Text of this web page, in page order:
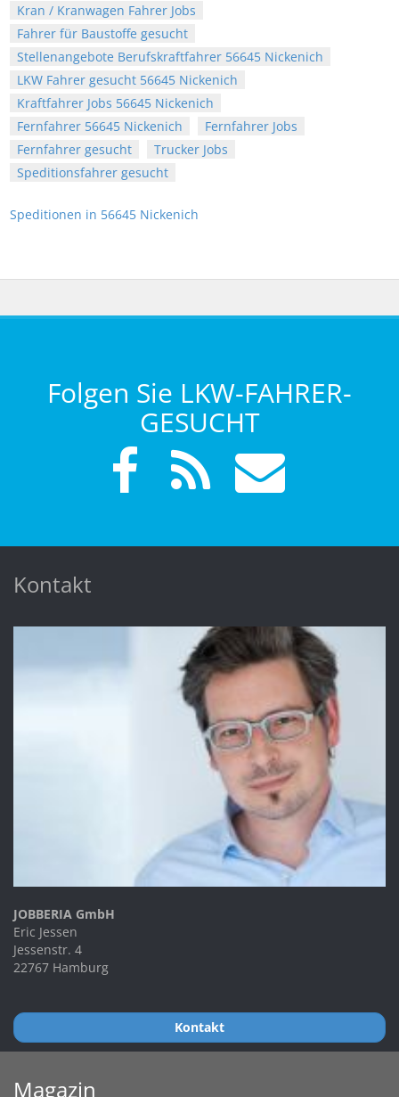
Kran / Kranwagen Fahrer Jobs
Fahrer für Baustoffe gesucht
Stellenangebote Berufskraftfahrer 56645 Nickenich
LKW Fahrer gesucht 56645 Nickenich
Kraftfahrer Jobs 56645 Nickenich
Fernfahrer 56645 Nickenich
Fernfahrer Jobs
Fernfahrer gesucht
Trucker Jobs
Speditionsfahrer gesucht
Speditionen in 56645 Nickenich
Folgen Sie LKW-FAHRER-
GESUCHT
Kontakt
JOBBERIA GmbH
Eric Jessen
Jessenstr. 4
22767 Hamburg
Kontakt
Magazin